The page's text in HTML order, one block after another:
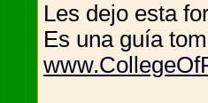
Les dejo esta
Es una guía